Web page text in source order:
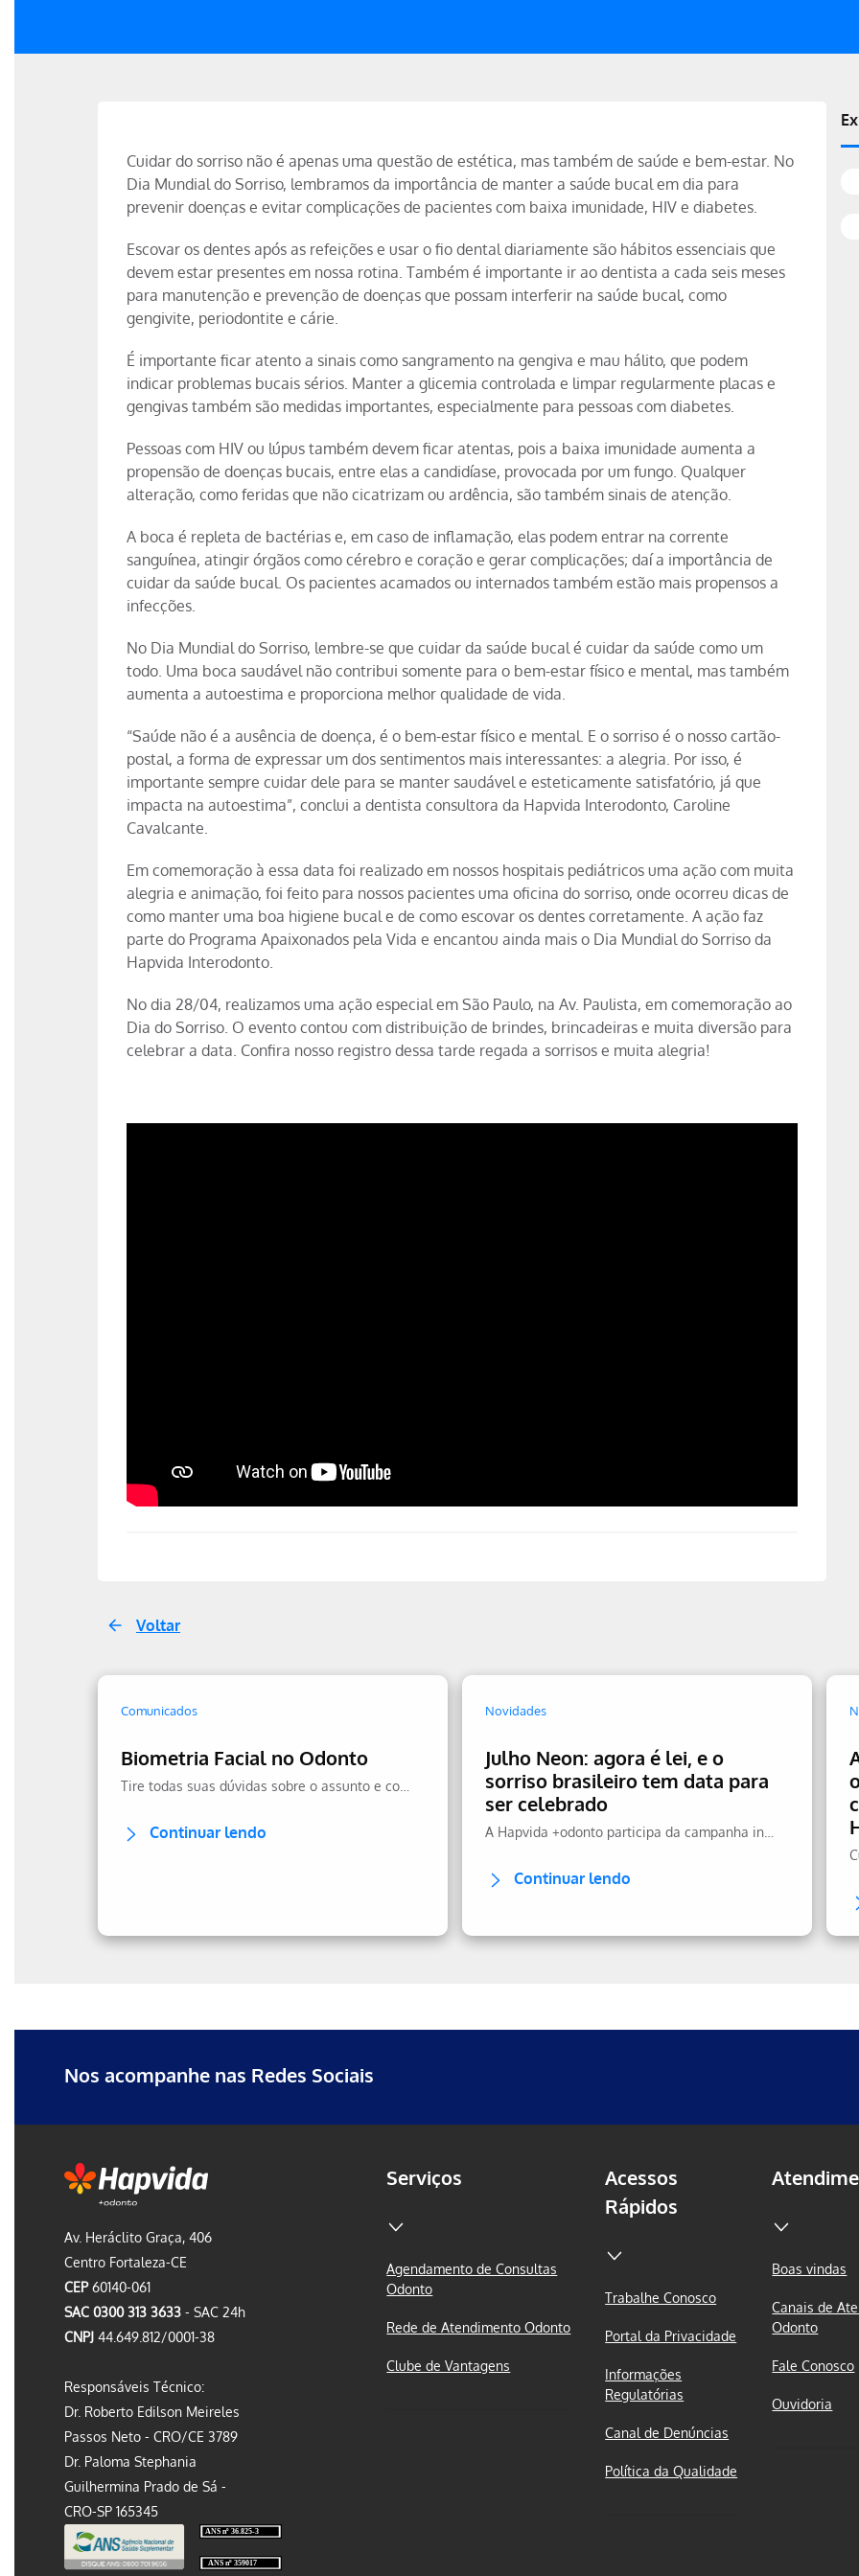
Cuidar do sorriso não é apenas uma questão de estética, mas também de saúde e bem-estar. No
Dia Mundial do Sorriso, lembramos da importância de manter a saúde bucal em dia para
prevenir doenças e evitar complicações de pacientes com baixa imunidade, HIV e diabetes.
Escovar os dentes após as refeições e usar o fio dental diariamente são hábitos essenciais que
devem estar presentes em nossa rotina. Também é importante ir ao dentista a cada seis meses
para manutenção e prevenção de doenças que possam interferir na saúde bucal, como
gengivite, periodontite e cárie.
É importante ficar atento a sinais como sangramento na gengiva e mau hálito, que podem
indicar problemas bucais sérios. Manter a glicemia controlada e limpar regularmente placas e
gengivas também são medidas importantes, especialmente para pessoas com diabetes.
Pessoas com HIV ou lúpus também devem ficar atentas, pois a baixa imunidade aumenta a
propensão de doenças bucais, entre elas a candidíase, provocada por um fungo. Qualquer
alteração, como feridas que não cicatrizam ou ardência, são também sinais de atenção.
A boca é repleta de bactérias e, em caso de inflamação, elas podem entrar na corrente
sanguínea, atingir órgãos como cérebro e coração e gerar complicações; daí a importância de
cuidar da saúde bucal. Os pacientes acamados ou internados também estão mais propensos a
infecções.
No Dia Mundial do Sorriso, lembre-se que cuidar da saúde bucal é cuidar da saúde como um
todo. Uma boca saudável não contribui somente para o bem-estar físico e mental, mas também
aumenta a autoestima e proporciona melhor qualidade de vida.
“Saúde não é a ausência de doença, é o bem-estar físico e mental. E o sorriso é o nosso cartão-
postal, a forma de expressar um dos sentimentos mais interessantes: a alegria. Por isso, é
importante sempre cuidar dele para se manter saudável e esteticamente satisfatório, já que
impacta na autoestima”, conclui a dentista consultora da Hapvida Interodonto, Caroline
Cavalcante.
Em comemoração à essa data foi realizado em nossos hospitais pediátricos uma ação com muita
alegria e animação, foi feito para nossos pacientes uma oficina do sorriso, onde ocorreu dicas de
como manter uma boa higiene bucal e de como escovar os dentes corretamente. A ação faz
parte do Programa Apaixonados pela Vida e encantou ainda mais o Dia Mundial do Sorriso da
Hapvida Interodonto.
No dia 28/04, realizamos uma ação especial em São Paulo, na Av. Paulista, em comemoração ao
Dia do Sorriso. O evento contou com distribuição de brindes, brincadeiras e muita diversão para
celebrar a data. Confira nosso registro dessa tarde regada a sorrisos e muita alegria!
Voltar
Comunicados
Biometria Facial no Odonto
Continuar lendo
Novidades
Julho Neon: agora é lei, e o
sorriso brasileiro tem data para
ser celebrado
Continuar lendo
Nos acompanhe nas Redes Sociais
Av. Heráclito Graça, 406
Centro Fortaleza-CE
CEP60140-061
SAC 0300 313 3633- SAC 24h
CNPJ44.649.812/0001-38
Responsáveis Técnico:
Dr. Roberto Edilson Meireles
Passos Neto - CRO/CE 3789
Dr. Paloma Stephania
Guilhermina Prado de Sá -
CRO-SP 165345
Serviços
Agendamento de Consultas
Odonto
Rede de Atendimento Odonto
Clube de Vantagens
Acessos
Rápidos
Trabalhe Conosco
Portal da Privacidade
Informações
Regulatórias
Canal de Denúncias
Política da Qualidade
Boas vindas
Canais de
Odonto
Fale Conosco
Ouvidoria